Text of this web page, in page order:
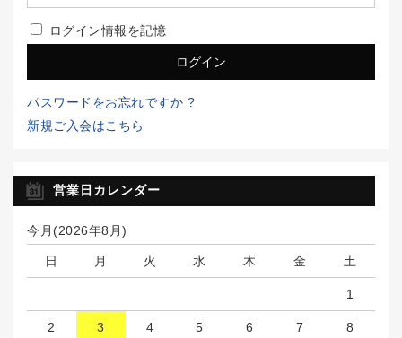
ログイン情報を記憶
パスワードをお忘れですか ?
新規ご入会はこちら
営業日カレンダー
今月(2026年8月)
日 月 火 水 木 金 土
1
2 3 4 5 6 7 8